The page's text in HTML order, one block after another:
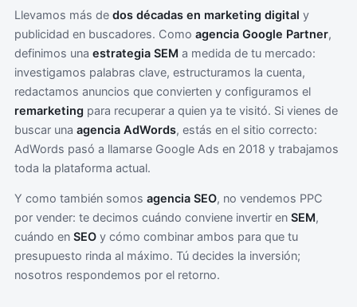
Llevamos más de dos décadas en marketing digital y
publicidad en buscadores. Como agencia Google Partner,
definimos una estrategia SEM a medida de tu mercado:
investigamos palabras clave, estructuramos la cuenta,
redactamos anuncios que convierten y configuramos el
remarketing para recuperar a quien ya te visitó. Si vienes de
buscar una agencia AdWords, estás en el sitio correcto:
AdWords pasó a llamarse Google Ads en 2018 y trabajamos
toda la plataforma actual.
Y como también somos agencia SEO, no vendemos PPC
por vender: te decimos cuándo conviene invertir en SEM,
cuándo en SEO y cómo combinar ambos para que tu
presupuesto rinda al máximo. Tú decides la inversión;
nosotros respondemos por el retorno.